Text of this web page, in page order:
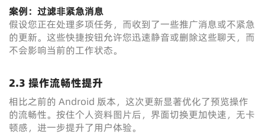
案例：过滤非紧急消息
假设您正在处理多项任务，而收到了一些推广消息或不紧急
的更新。这些快捷按钮允许您迅速静音或删除这些聊天，而
不会影响当前的工作状态。
2.3 操作流畅性提升
相比之前的 Android 版本，这次更新显著优化了预览操作
的流畅性。按住个人资料图片后，界面切换更加快速，无卡
顿感，进一步提升了用户体验。